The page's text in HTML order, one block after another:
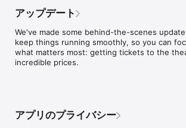
−絶対安心のチケット購入アプリ　他社と違いブ
わず劇場と直接チケットの取引で安心
−−−−口コミ−−−−
”劇場チケットを買う時のあのイライラを最大限
プリ” --ビジネスインサイダー
リー
アップデート
We've made some behind-the-scenes
keep things running smoothly, so you can
what matters most: getting tickets to the
incredible prices.
アプリのプライバシー